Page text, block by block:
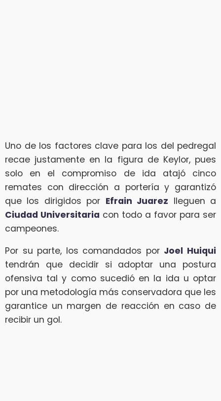
Uno de los factores clave para los del pedregal
recae justamente en la figura de Keylor, pues
solo en el compromiso de ida atajó cinco
remates con dirección a portería y garantizó
que los dirigidos por Efrain Juarez lleguen a
Ciudad Universitaria con todo a favor para ser
campeones.
Por su parte, los comandados por Joel Huiqui
tendrán que decidir si adoptar una postura
ofensiva tal y como sucedió en la ida u optar
por una metodología más conservadora que les
garantice un margen de reacción en caso de
recibir un gol.